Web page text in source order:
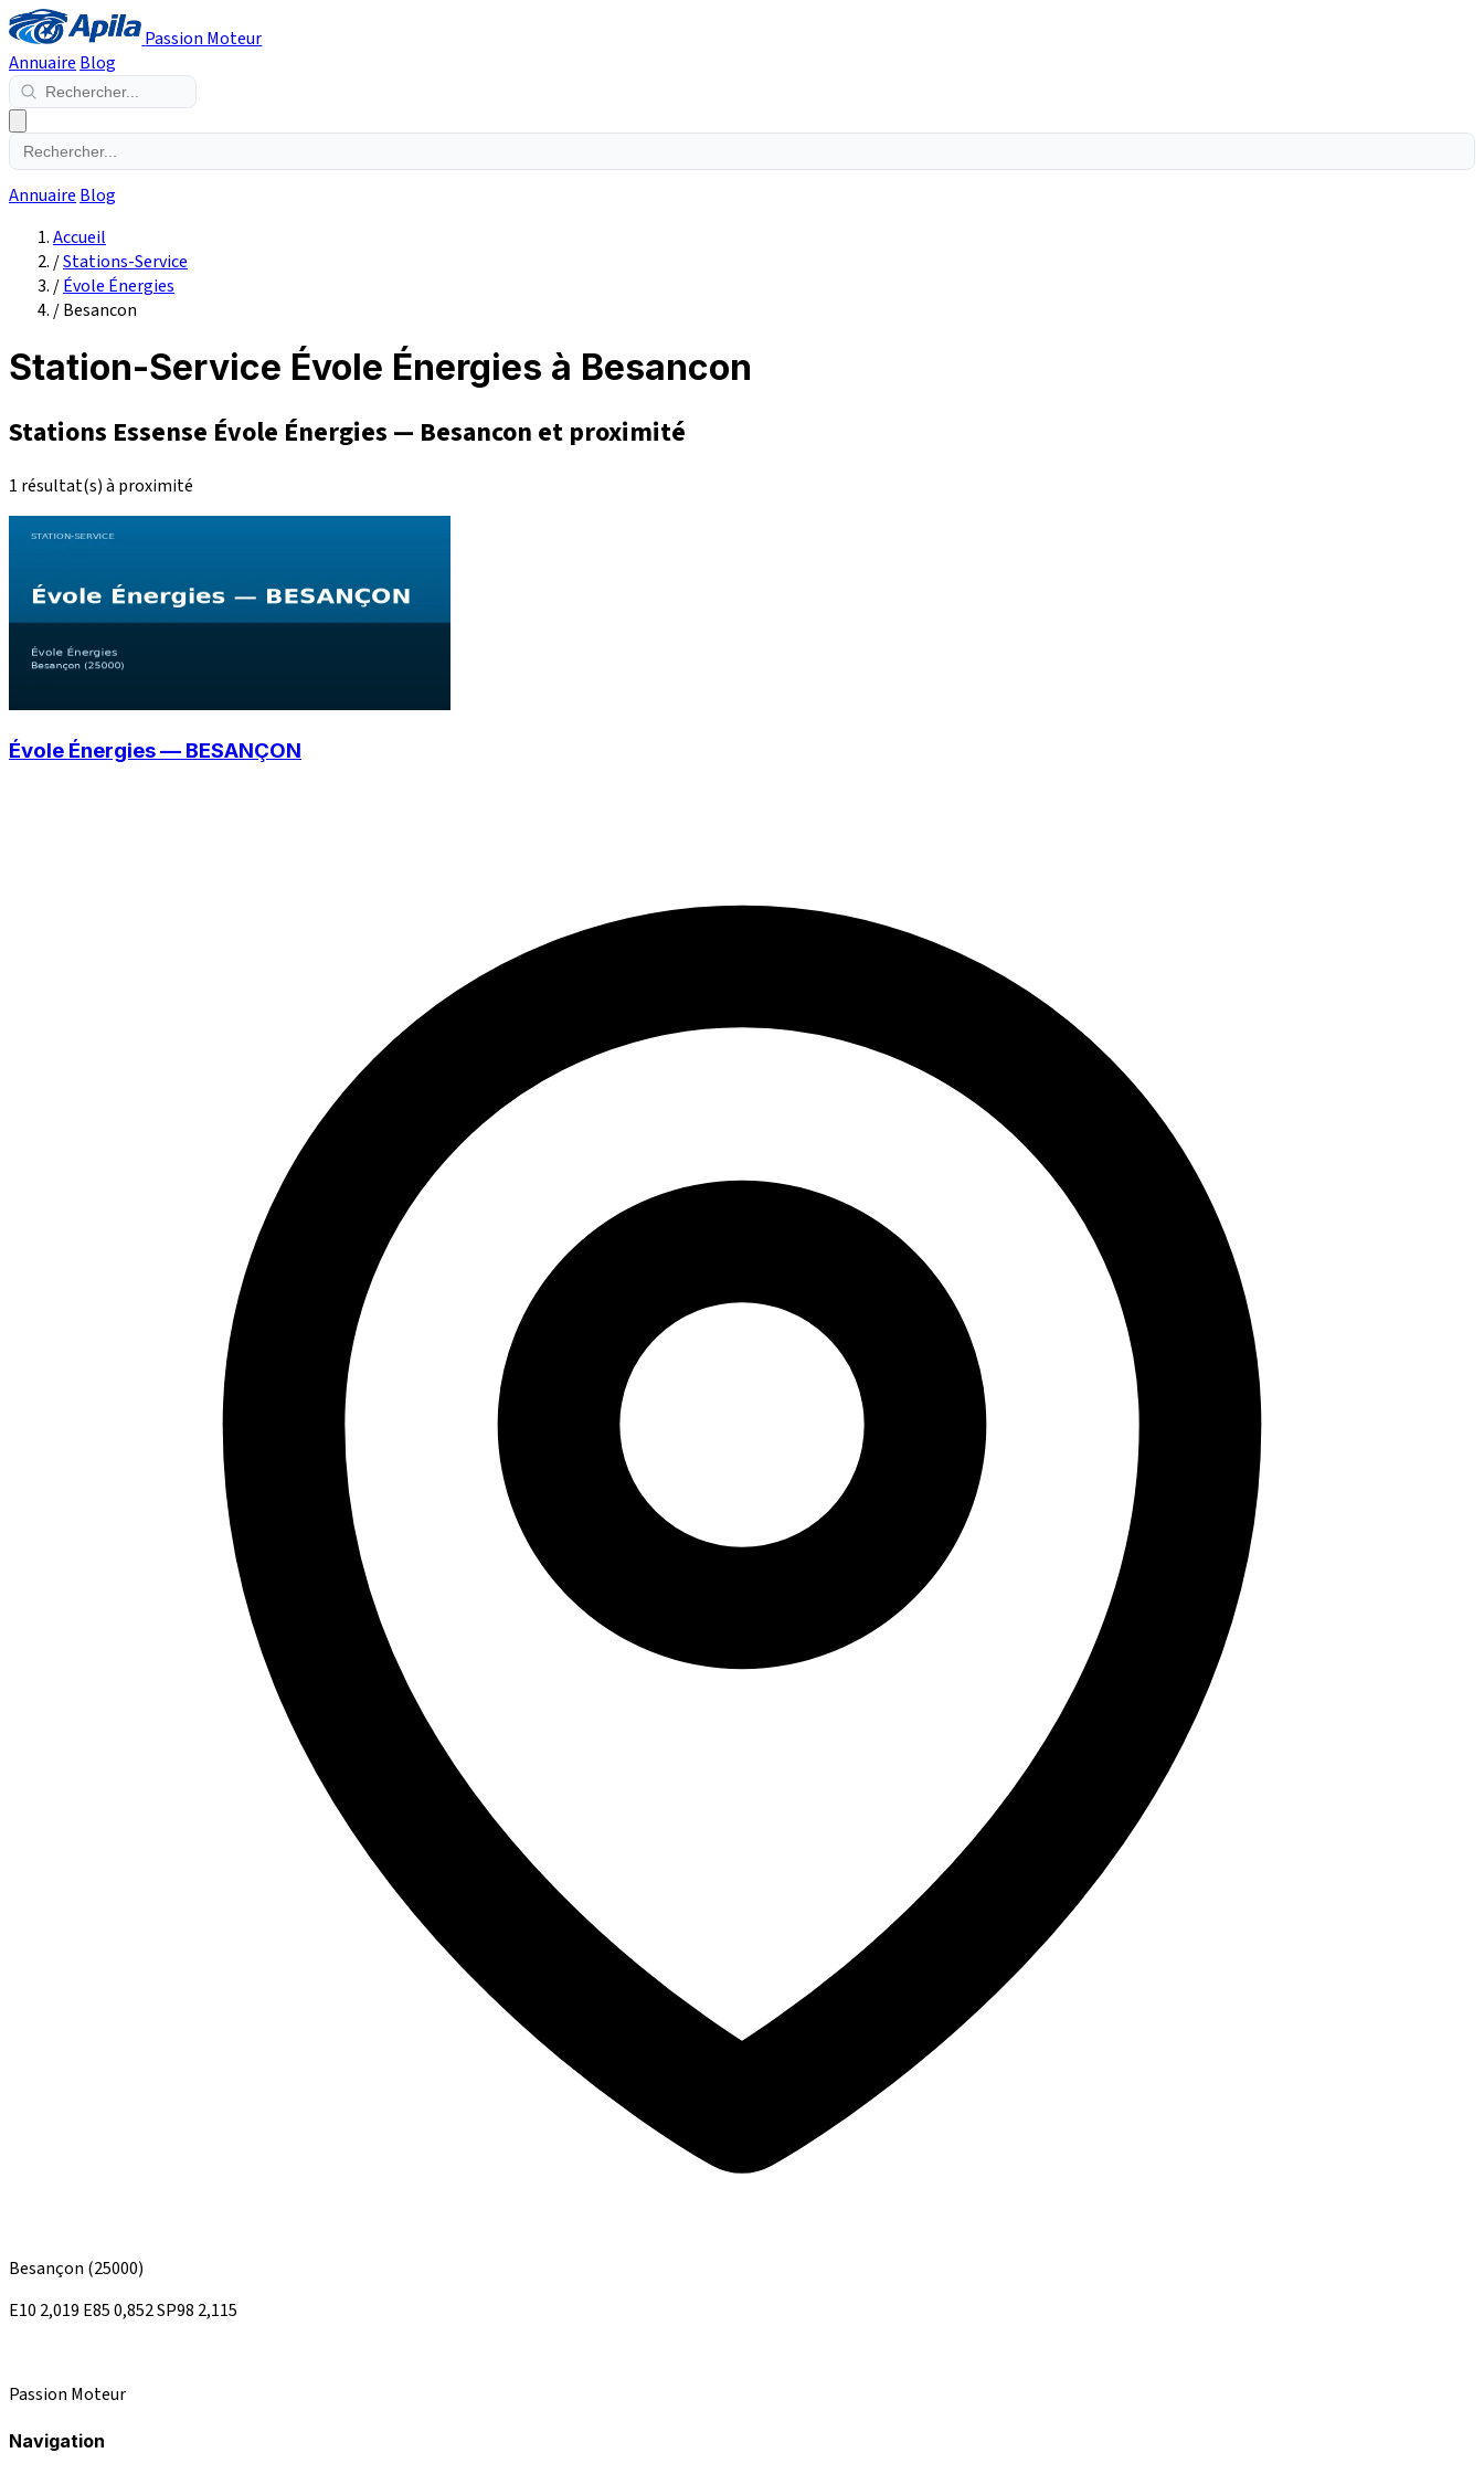
Passion Moteur
Annuaire Blog
Annuaire Blog
Accueil
/Stations-Service
/Évole Énergies
/Besancon
Station-Service Évole Énergies à Besancon
Stations Essense Évole Énergies — Besancon et proximité
1 résultat(s) à proximité
Évole Énergies — BESANÇON
Besançon (25000)
E10 2,019 E850,852SP98 2,115
Passion Moteur
Navigation